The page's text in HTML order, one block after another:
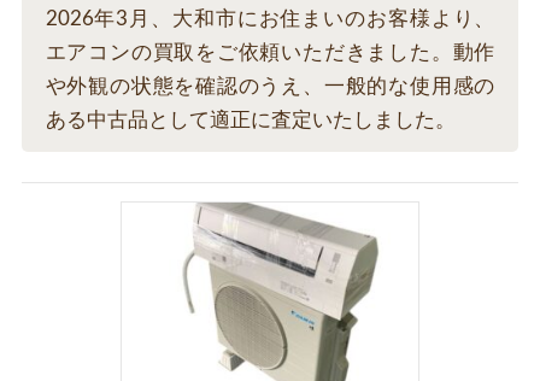
2026年3月、大和市にお住まいのお客様より、
エアコンの買取をご依頼いただきました。動作
や外観の状態を確認のうえ、一般的な使用感の
ある中古品として適正に査定いたしました。